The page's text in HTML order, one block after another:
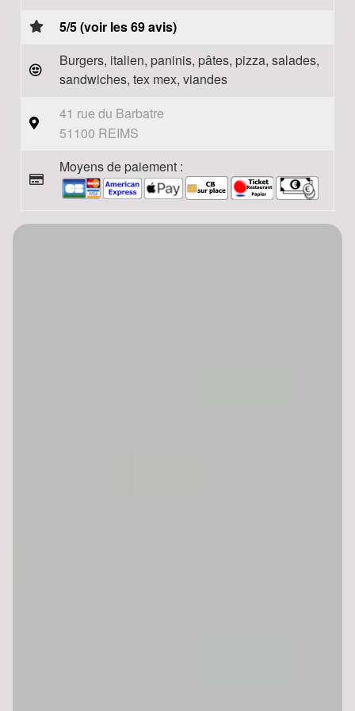
5/5 (voir les 69 avis)
Burgers, italien, paninis, pâtes, pizza, salades,
sandwiches, tex mex, viandes
41 rue du Barbatre
51100 REIMS
Moyens de paiement :